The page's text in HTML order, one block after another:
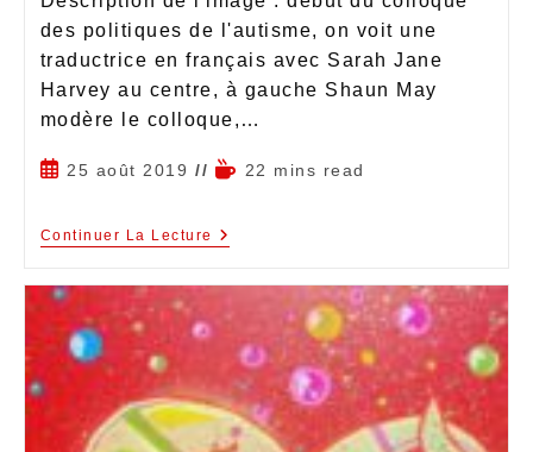
des politiques de l'autisme, on voit une
traductrice en français avec Sarah Jane
Harvey au centre, à gauche Shaun May
modère le colloque,…
25 août 2019 22 mins read
Continuer La Lecture